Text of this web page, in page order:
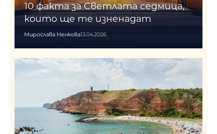
10 факта за Светлата седмица,
които ще те изненадат
Мирослава Ненкова13.04.2026